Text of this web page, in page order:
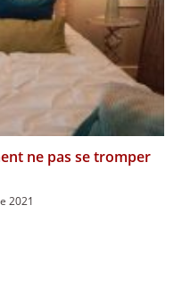
ne pas se tromper
2021